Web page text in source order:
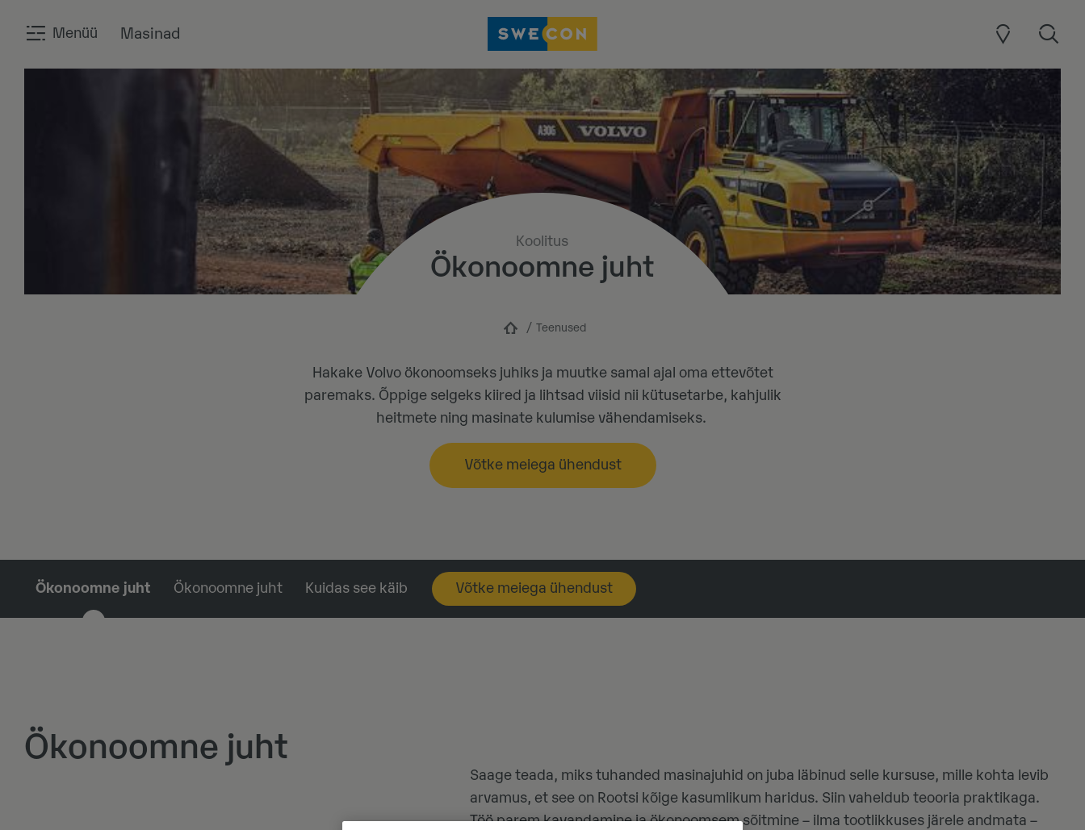
Menüü Masinad
Koolitus
Ökonoomne juht
Teenused
Hakake Volvo ökonoomseks juhiks ja muutke samal ajal oma ettevõtet
paremaks. Õppige selgeks kiired ja lihtsad viisid nii kütusetarbe, kahjulik
heitmete ning masinate kulumise vähendamiseks.
Võtke meiega ühendust
Ökonoomne juht Ökonoomne juht Kuidas see käib Võtke meiega ühendust
Ökonoomne juht
Saage teada, miks tuhanded masinajuhid on juba läbinud selle kursuse, mille kohta levib
arvamus, et see on Rootsi kõige kasumlikum haridus. Siin vaheldub teooria praktikaga.
Töö parem kavandamine ja ökonoomsem sõitmine – ilma tootlikkuses järele andmata –